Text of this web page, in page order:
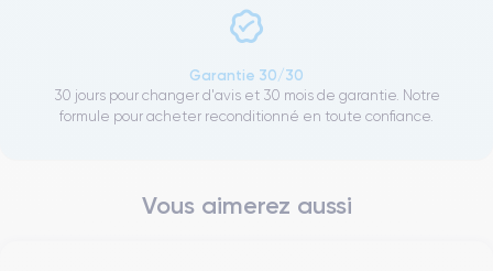
Garantie 30/30
30 jours pour changer d'avis et 30 mois de garantie. Notre
formule pour acheter reconditionné en toute confiance.
Vous aimerez aussi